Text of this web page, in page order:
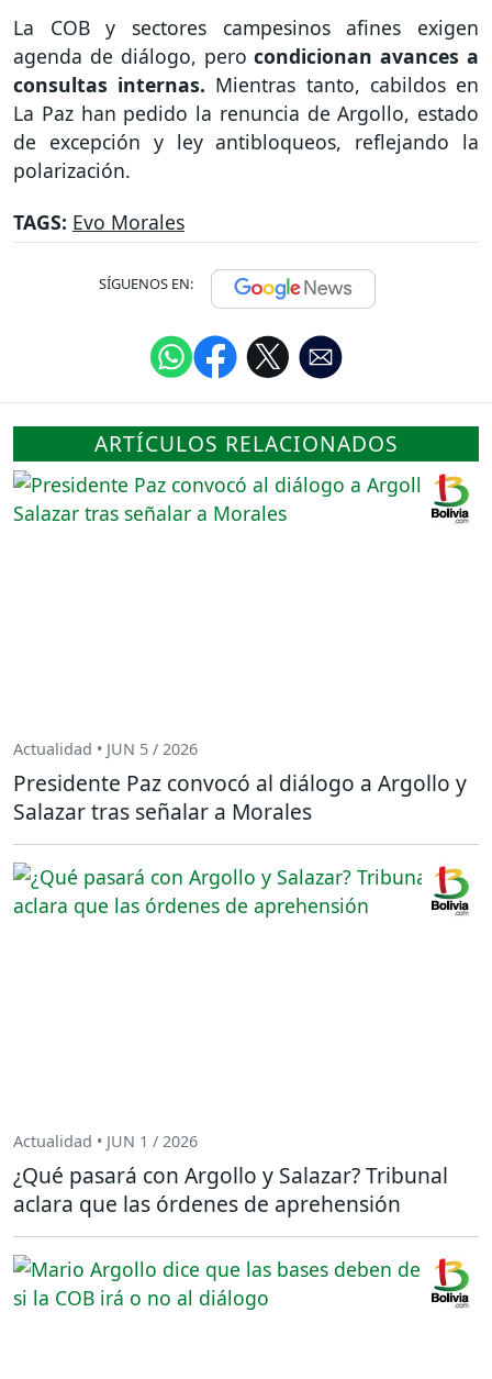
La COB y sectores campesinos afines exigen
agenda de diálogo, perocondicionan avances a
consultas internas. Mientras tanto, cabildos en
La Paz han pedido la renuncia de Argollo, estado
de excepción y ley antibloqueos, reflejando la
polarización.
TAGS: Evo Morales
SÍGUENOS EN:
ARTÍCULOS RELACIONADOS
Actualidad • JUN 5 / 2026
Presidente Paz convocó al diálogo a Argollo y
Salazar tras señalar a Morales
Actualidad • JUN 1 / 2026
¿Qué pasará con Argollo y Salazar? Tribunal
aclara que las órdenes de aprehensión